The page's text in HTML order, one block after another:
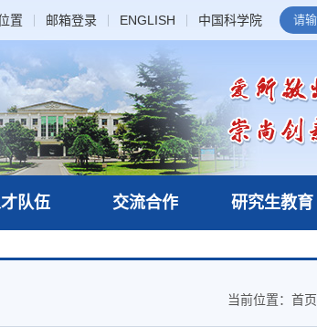
置 邮箱登录 ENGLISH 中国科学院
队伍 交流合作 研究生教育
当前位置： 首页